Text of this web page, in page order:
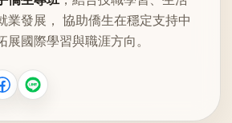
業發展， 協助僑生在穩定支持中
展國際學習與職涯方向。